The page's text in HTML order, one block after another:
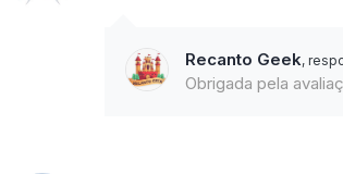
Recanto Geek,
Obrigada pela